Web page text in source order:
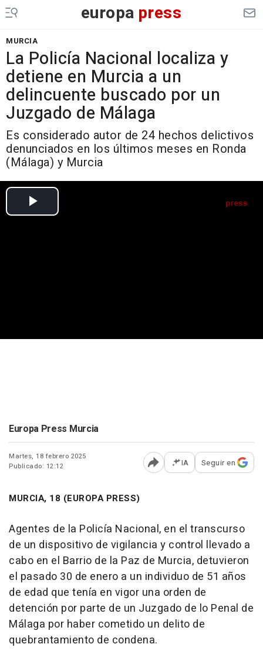
europa press
MURCIA
La Policía Nacional localiza y
detiene en Murcia a un
delincuente buscado por un
Juzgado de Málaga
Es considerado autor de 24 hechos delictivos
denunciados en los últimos meses en Ronda
(Málaga) y Murcia
Europa Press Murcia
Martes, 18 febrero 2025
Publicado: 12:12
Abrir opciones para
IA Seguir en
MURCIA, 18 (EUROPA PRESS)
Agentes de la Policía Nacional, en el transcurso
de un dispositivo de vigilancia y control llevado a
cabo en el Barrio de la Paz de Murcia, detuvieron
el pasado 30 de enero a un individuo de 51 años
de edad que tenía en vigor una orden de
detención por parte de un Juzgado de lo Penal de
Málaga por haber cometido un delito de
quebrantamiento de condena.